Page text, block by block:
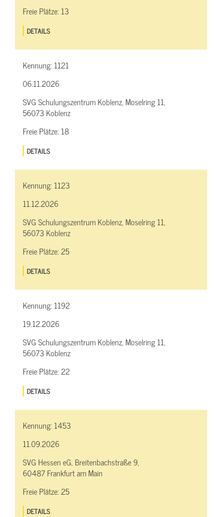
Freie Plätze: 13
DETAILS
Kennung: 1121
06.11.2026
SVG Schulungszentrum Koblenz, Moselring 11,
56073 Koblenz
Freie Plätze: 18
DETAILS
Kennung: 1123
11.12.2026
SVG Schulungszentrum Koblenz, Moselring 11,
56073 Koblenz
Freie Plätze:25
DETAILS
Kennung: 1192
19.12.2026
SVG Schulungszentrum Koblenz, Moselring 11,
56073 Koblenz
Freie Plätze:22
DETAILS
Kennung: 1453
11.09.2026
SVG Hessen eG, Breitenbachstraße 9,
60487 Frankfurt am Main
Freie Plätze:25
DETAILS